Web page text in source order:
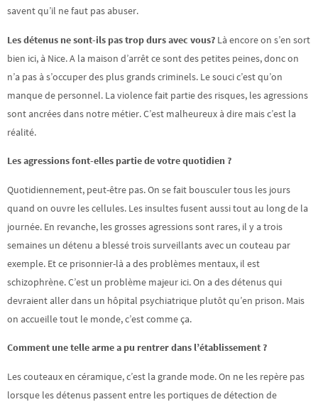
savent qu’il ne faut pas abuser.
Les détenus ne sont-ils pas trop durs avec vous? Là encore on s’en sort
bien ici, à Nice. A la maison d’arrêt ce sont des petites peines, donc on
n’a pas à s’occuper des plus grands criminels. Le souci c’est qu’on
manque de personnel. La violence fait partie des risques, les agressions
sont ancrées dans notre métier. C’est malheureux à dire mais c’est la
réalité.
Les agressions font-elles partie de votre quotidien ?
Quotidiennement, peut-être pas. On se fait bousculer tous les jours
quand on ouvre les cellules. Les insultes fusent aussi tout au long de la
journée. En revanche, les grosses agressions sont rares, il y a trois
semaines un détenu a blessé trois surveillants avec un couteau par
exemple. Et ce prisonnier-là a des problèmes mentaux, il est
schizophrène. C’est un problème majeur ici. On a des détenus qui
devraient aller dans un hôpital psychiatrique plutôt qu’en prison. Mais
on accueille tout le monde, c’est comme ça.
Comment une telle arme a pu rentrer dans l’établissement ?
Les couteaux en céramique, c’est la grande mode. On ne les repère pas
lorsque les détenus passent entre les portiques de détection de